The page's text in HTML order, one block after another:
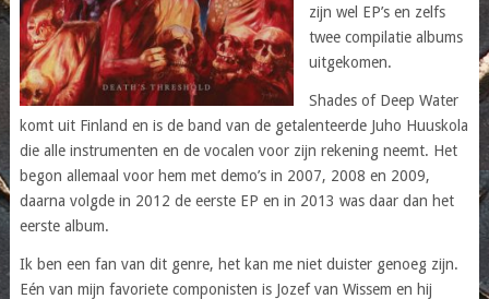
zijn wel EP’s en zelfs
twee compilatie albums
uitgekomen.
Shades of Deep Water
komt uit Finland en is de band van de getalenteerde Juho Huuskola
die alle instrumenten en de vocalen voor zijn rekening neemt. Het
begon allemaal voor hem met demo’s in 2007, 2008 en 2009,
daarna volgde in 2012 de eerste EP en in 2013 was daar dan het
eerste album.
Ik ben een fan van dit genre, het kan me niet duister genoeg zijn.
Eén van mijn favoriete componisten is Jozef van Wissem en hij